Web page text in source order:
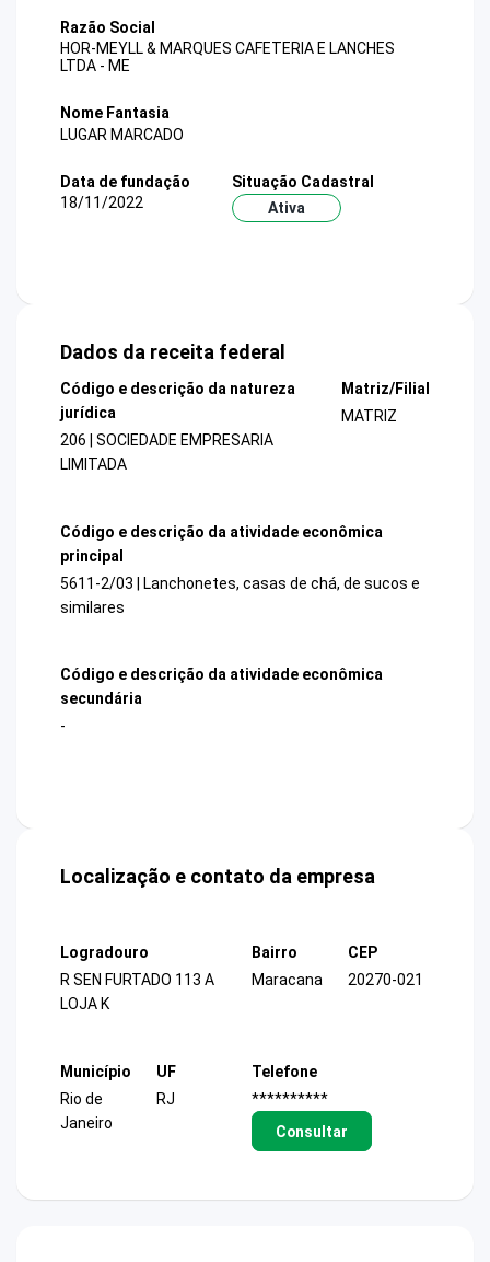
Razão Social
HOR-MEYLL & MARQUES CAFETERIA E LANCHES
LTDA - ME
Nome Fantasia
LUGAR MARCADO
Data de fundação
18/11/2022
Situação Cadastral
Ativa
Dados da receita federal
Código e descrição da natureza
jurídica
206 | SOCIEDADE EMPRESARIA
LIMITADA
Matriz/Filial
MATRIZ
Código e descrição da atividade econômica
principal
5611-2/03 | Lanchonetes, casas de chá, de sucos e
similares
Código e descrição da atividade econômica
secundária
-
Localização e contato da empresa
Logradouro
R SEN FURTADO 113 A
LOJA K
Bairro
Maracana
CEP
20270-021
Município
Rio de
Janeiro
UF
RJ
Telefone
**********
Consultar